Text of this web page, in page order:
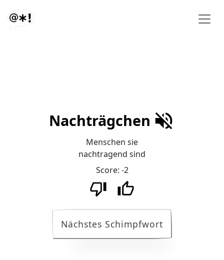
Nachträgchen
Menschen sie
nachtragend sind
Score: -2
Nächstes Schimpfwort